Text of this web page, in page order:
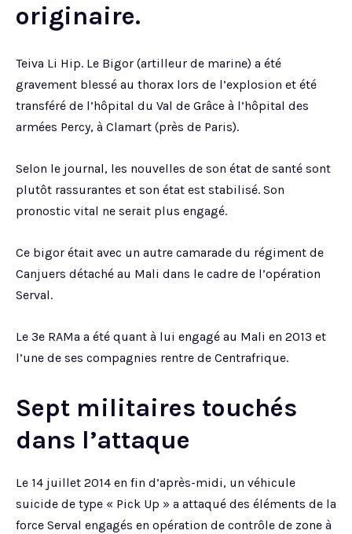
originaire.
Teiva Li Hip. Le Bigor (artilleur de marine) a été
gravement blessé au thorax lors de l’explosion et été
transféré de l’hôpital du Val de Grâce à l’hôpital des
armées Percy, à Clamart (près de Paris).
Selon le journal, les nouvelles de son état de santé sont
plutôt rassurantes et son état est stabilisé. Son
pronostic vital ne serait plus engagé.
Ce bigor était avec un autre camarade du régiment de
Canjuers détaché au Mali dans le cadre de l’opération
Serval.
Le 3e RAMa a été quant à lui engagé au Mali en 2013 et
l’une de ses compagnies rentre de Centrafrique.
Sept militaires touchés
dans l’attaque
Le 14 juillet 2014 en fin d’après-midi, un véhicule
suicide de type « Pick Up » a attaqué des éléments de la
force Serval engagés en opération de contrôle de zone à